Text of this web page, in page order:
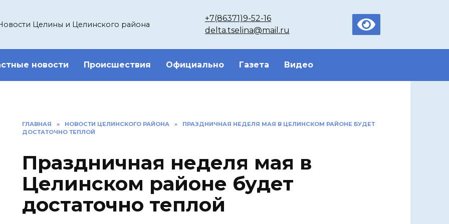
Целины и Целинского района
+7(86371)9-52-16
delta.tselina@mail.ru
новости Происшествия Официально Газета Видео
ГЛАВНАЯ » НОВОСТИ ЦЕЛИНСКОГО РАЙОНА »
ПРАЗДНИЧНАЯ НЕДЕЛЯ МАЯ В ЦЕЛИНСКОМ РАЙОНЕ БУДЕТ
ДОСТАТОЧНО ТЕПЛОЙ
Праздничная неделя мая в
Целинском районе будет
достаточно теплой